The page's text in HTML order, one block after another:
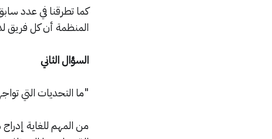
كما تطرقنا في عدد
المنظمة أن كل فريق
السؤال الثاني
"ما التحديات التي
من المهم للغاية